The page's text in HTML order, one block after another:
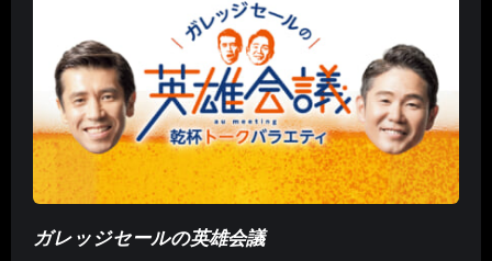
ガレッジセールの英雄会議